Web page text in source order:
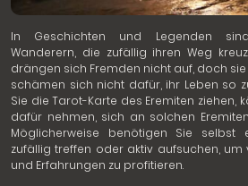
In Geschichten und Legenden
Wanderern, die zufällig ihren Weg
drängen sich Fremden nicht auf, doch
schämen sich nicht dafür, ihr Leben so
Sie die Tarot-Karte des Eremiten ziehen,
dafür nehmen, sich an solchen
Möglicherweise benötigen Sie selbst
zufällig treffen oder aktiv aufsuchen, um
und Erfahrungen zu profitieren.